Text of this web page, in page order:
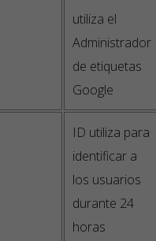
utiliza el
Administrador
de etiquetas
Google
ID utiliza para
identificar a
los usuarios
durante 24
horas